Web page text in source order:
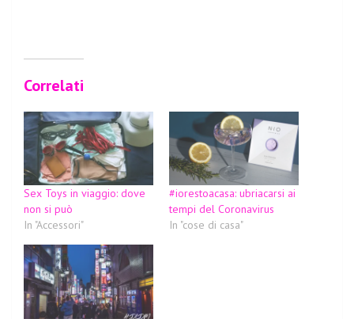
Correlati
Sex Toys in viaggio: dove
non si può
In "Accessori"
#iorestoacasa: ubriacarsi ai
tempi del Coronavirus
In "cose di casa"